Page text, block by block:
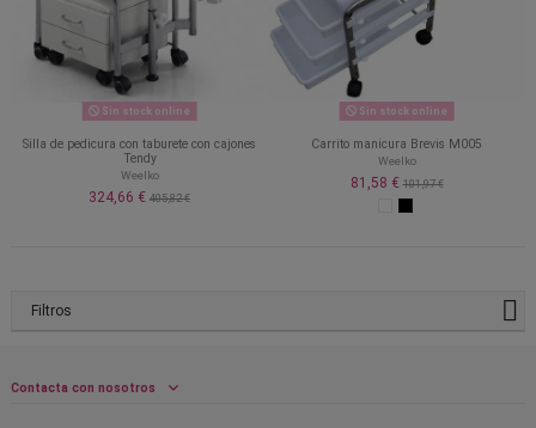
Sin stock online
Silla de pedicura con taburete con cajones
Tendy
Weelko
324,66 € 405,82 €
Sin stock online
Carrito manicura Brevis M005
Weelko
81,58 €101,97 €
Filtros
Contacta con nosotros